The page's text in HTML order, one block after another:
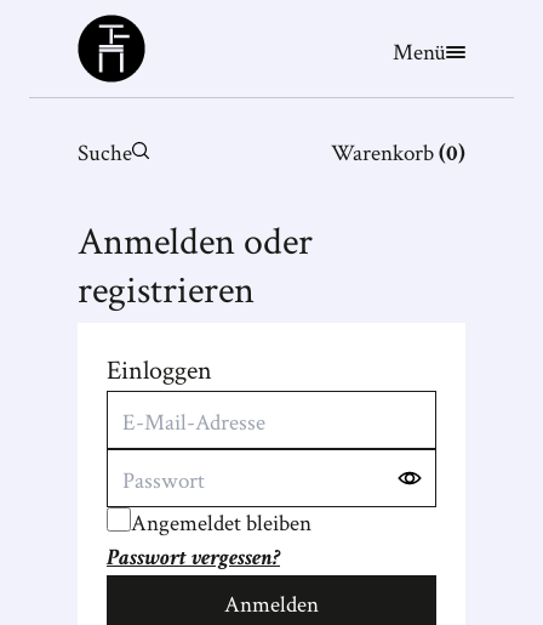
Büchergilde
Menü
Suche Warenkorb(0)
Anmelden oder
registrieren
Einloggen
Angemeldet bleiben
Passwort vergessen?